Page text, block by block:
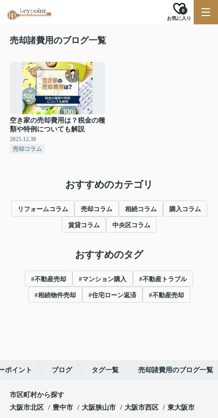
お気に入り
0
売却諸費用のブログ一覧
空き家の売却費用は？税金の種
類や特例についても解説
2025.12.30
売却コラム
おすすめのカテゴリ
リフォームコラム 売却コラム 相続コラム 購入コラム
賃貸コラム 中央区コラム
おすすめのタグ
#不動産売却 #マンション購入 #不動産トラブル
#相続物件売却 #住宅ローン返済 #不動産売却
ポイント ブログ タグ一覧 売却諸費用のブログ一覧
市区町村から探す
大阪市北区
豊中市 大阪狭山市 大阪市西区 東大阪市